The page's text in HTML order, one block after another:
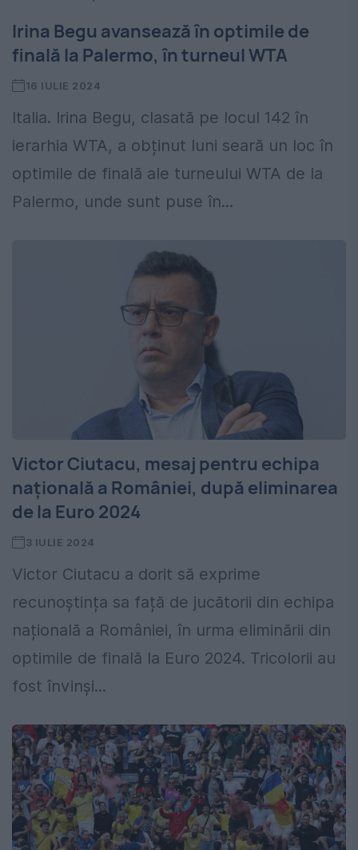
Irina Begu avansează în optimile de
finală la Palermo, în turneul WTA
16 IULIE 2024
Italia. Irina Begu, clasată pe locul 142 în
ierarhia WTA, a obținut luni seară un loc în
optimile de finală ale turneului WTA de la
Palermo, unde sunt puse în...
Victor Ciutacu, mesaj pentru echipa
națională a României, după eliminarea
de la Euro 2024
3 IULIE 2024
Victor Ciutacu a dorit să exprime
recunoștința sa față de jucătorii din echipa
națională a României, în urma eliminării din
optimile de finală la Euro 2024. Tricolorii au
fost învinși...